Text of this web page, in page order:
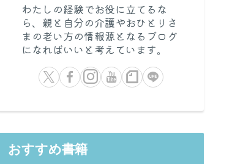
わたしの経験でお役に立てるな
ら、親と自分の介護やおひとりさ
まの老い方の情報源となるブログ
になればいいと考えています。
おすすめ書籍